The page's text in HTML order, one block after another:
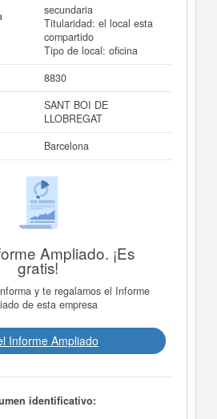
secundaria
Titularidad: el local esta
compartido
Tipo de local: oficina
8830
SANT BOI DE
LLOBREGAT
Barcelona
Ampliado. ¡Es
gratis!
y te regalamos el Informe
de esta empresa
Informe Ampliado
identificativo: